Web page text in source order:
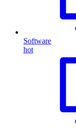
Software
hot